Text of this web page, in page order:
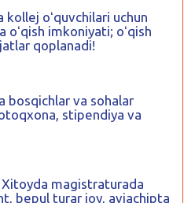
kollej oʻquvchilari uchun
oʻqish imkoniyati; oʻqish
qoplanadi!
bosqichlar va sohalar
stipendiya va
Xitoyda magistraturada
bepul turar joy, aviachipta